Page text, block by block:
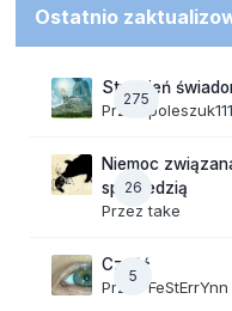
Ostatnio
275
Strumień
Przezpoleszuk111
26
Niemoc
spowiedzią
Przeztake
5
Cześć
Przez FeStErrYnn